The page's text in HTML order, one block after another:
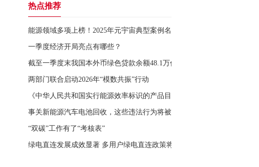
热点推荐
能源领域多项上榜！2025年元宇宙典型案例名单公布
一季度经济开局亮点有哪些？
截至一季度末我国本外币绿色贷款余额48.1万亿元
两部门联合启动2026年“模数共振”行动
《中华人民共和国实行能源效率标识的产品目录（2026年版）》发布
事关新能源汽车电池回收，这些违法行为将被查处
“双碳”工作有了“考核表”
绿电直连发展成效显著 多用户绿电直连政策将近期发布